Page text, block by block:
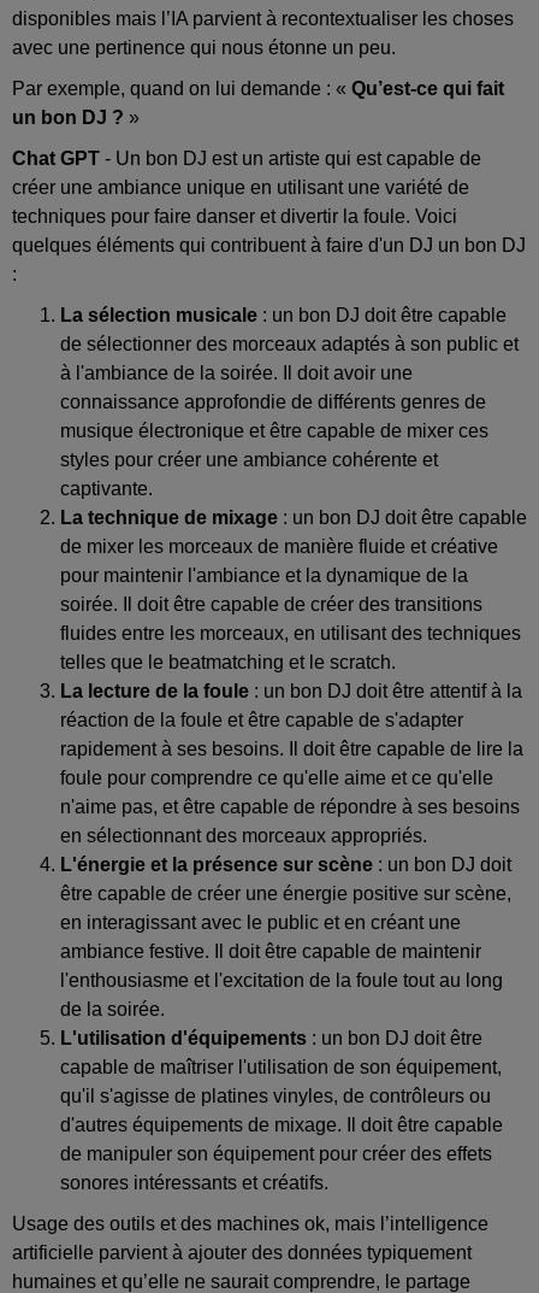
disponibles mais l’IA parvient à recontextualiser les choses
avec une pertinence qui nous étonne un peu.
Par exemple, quand on lui demande : « Qu’est-ce qui fait
un bon DJ ? »
Chat GPT - Un bon DJ est un artiste qui est capable de
créer une ambiance unique en utilisant une variété de
techniques pour faire danser et divertir la foule. Voici
quelques éléments qui contribuent à faire d'un DJ un bon DJ
:
La sélection musicale : un bon DJ doit être capable
de sélectionner des morceaux adaptés à son public et
à l'ambiance de la soirée. Il doit avoir une
connaissance approfondie de différents genres de
musique électronique et être capable de mixer ces
styles pour créer une ambiance cohérente et
captivante.
La technique de mixage : un bon DJ doit être capable
de mixer les morceaux de manière fluide et créative
pour maintenir l'ambiance et la dynamique de la
soirée. Il doit être capable de créer des transitions
fluides entre les morceaux, en utilisant des techniques
telles que le beatmatching et le scratch.
La lecture de la foule : un bon DJ doit être attentif à la
réaction de la foule et être capable de s'adapter
rapidement à ses besoins. Il doit être capable de lire la
foule pour comprendre ce qu'elle aime et ce qu'elle
n'aime pas, et être capable de répondre à ses besoins
en sélectionnant des morceaux appropriés.
L'énergie et la présence sur scène : un bon DJ doit
être capable de créer une énergie positive sur scène,
en interagissant avec le public et en créant une
ambiance festive. Il doit être capable de maintenir
l'enthousiasme et l'excitation de la foule tout au long
de la soirée.
L'utilisation d'équipements : un bon DJ doit être
capable de maîtriser l'utilisation de son équipement,
qu'il s'agisse de platines vinyles, de contrôleurs ou
d'autres équipements de mixage. Il doit être capable
de manipuler son équipement pour créer des effets
sonores intéressants et créatifs.
Usage des outils et des machines ok, mais l’intelligence
artificielle parvient à ajouter des données typiquement
humaines et qu’elle ne saurait comprendre, le partage